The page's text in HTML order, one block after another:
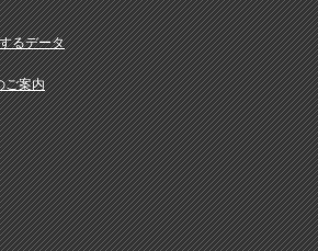
るデータ
ご案内